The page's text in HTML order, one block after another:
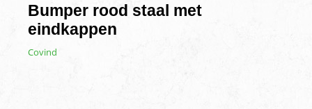
Bumper rood staal met
eindkappen
Covind